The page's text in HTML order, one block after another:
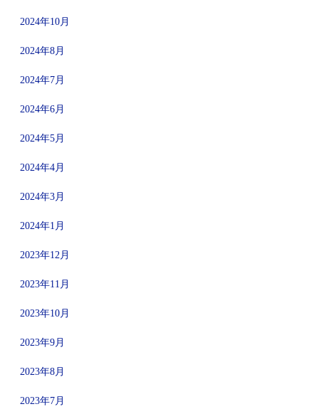
2024年10月
2024年8月
2024年7月
2024年6月
2024年5月
2024年4月
2024年3月
2024年1月
2023年12月
2023年11月
2023年10月
2023年9月
2023年8月
2023年7月